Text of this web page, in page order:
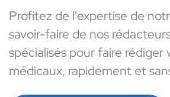
Profitez de l'expertise de
savoir-faire de nos
spécialisés pour faire rédiger
médicaux, rapidement et